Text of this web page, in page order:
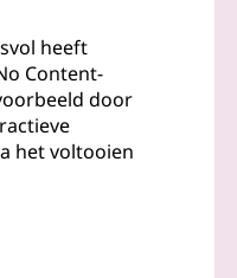
heeft
Content-
door
het voltooien